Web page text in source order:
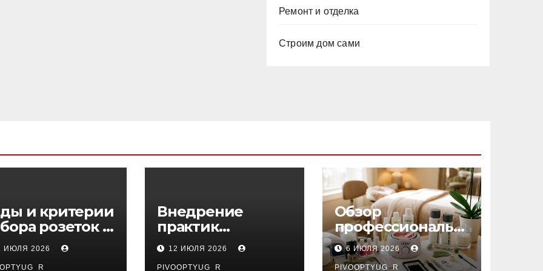
Ремонт и отделка
Строим дом сами
и критерии
розеток и
ИЮЛЯ 2026
Внедрение
практик
управляемого
DevOps в
12 ИЮЛЯ 2026
PIVOOPTYUG_R
Обзор
профессиональн
ых материалов и
инструментов
6 ИЮЛЯ 2026
PIVOOPTYUG_R